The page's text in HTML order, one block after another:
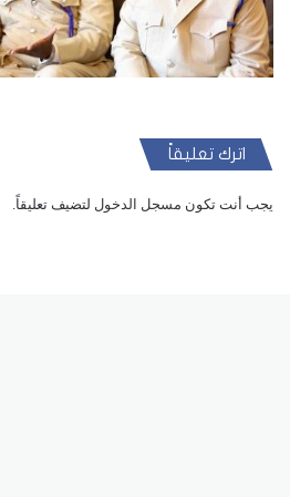
اترك تعليقاً
يجب أنت تكون مسجل الدخول لتضيف تعليقاً.